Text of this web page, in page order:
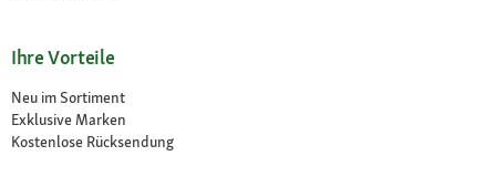
Ihre Vorteile
Neu im Sortiment
Exklusive Marken
Kostenlose Rücksendung